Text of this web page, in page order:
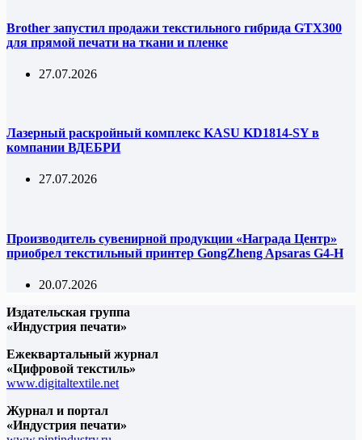
Brother запустил продажи текстильного гибрида GTX300
для прямой печати на ткани и пленке
27.07.2026
Лазерный раскройный комплекс KASU KD1814-SY в
компании ВДЕБРИ
27.07.2026
Производитель сувенирной продукции «Награда Центр»
приобрел текстильный принтер GongZheng Apsaras G4-H
20.07.2026
Издательская группа
«Индустрия печати»
Ежеквартальный журнал
«Цифровой текстиль»
www.digitaltextile.net
Журнал и портал
«Индустрия печати»